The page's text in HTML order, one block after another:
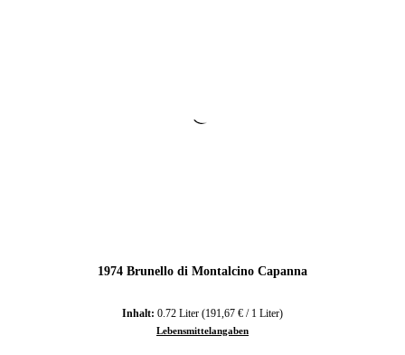
1974 Brunello di Montalcino Capanna
Inhalt: 0.72 Liter (191,67 € / 1 Liter)
Lebensmittelangaben